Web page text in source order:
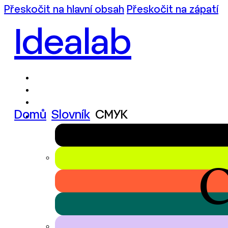
Přeskočit na hlavní obsah Přeskočit na zápatí
Idealab
Domů Slovník CMYK